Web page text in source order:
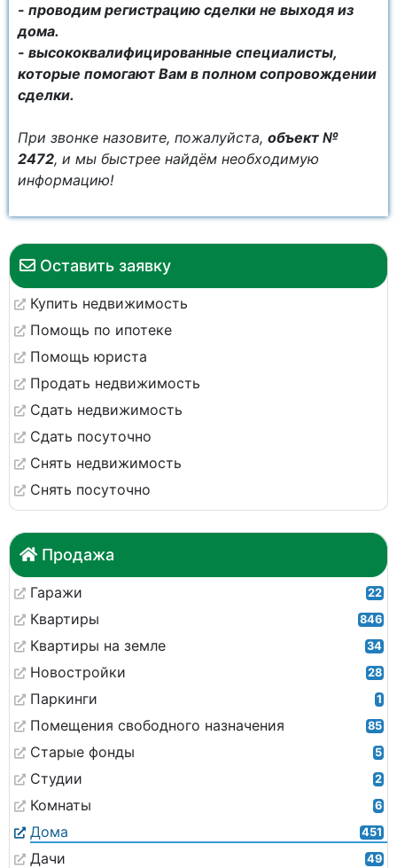
Оставить заявку
Купить недвижимость
Помощь по ипотеке
Помощь юриста
Продать недвижимость
Сдать недвижимость
Сдать посуточно
Снять недвижимость
Снять посуточно
Продажа
Гаражи 22
Квартиры 846
Квартиры на земле 34
Новостройки 28
Паркинги 1
Помещения свободного назначения 85
Старые фонды 5
Студии 2
Комнаты 6
Дома 451
Дачи 49
- проводим регистрацию сделки не выходя из
дома.
- высококвалифицированные специалисты,
которые помогают Вам в полном сопровождении
сделки.
При звонке назовите, пожалуйста, объект №
2472, и мы быстрее найдём необходимую
информацию!